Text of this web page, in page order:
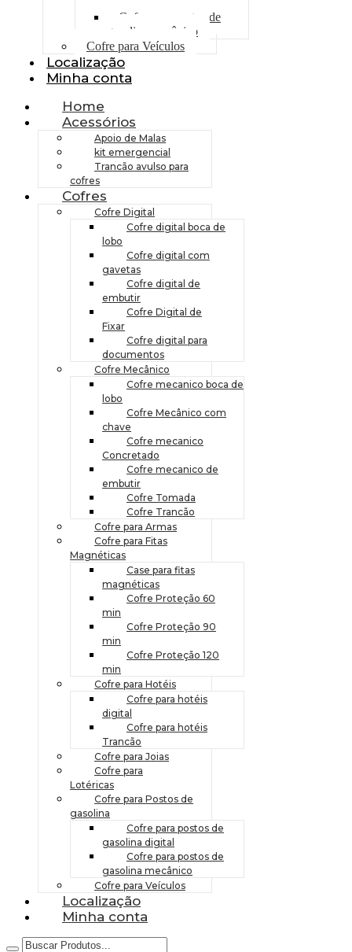
Cofre para postos de
gasolina mecânico
Cofre para Veículos
Localização
Minha conta
Home
Acessórios
Apoio de Malas
kit emergencial
Trancão avulso para
cofres
Cofres
Cofre Digital
Cofre digital boca de
lobo
Cofre digital com
gavetas
Cofre digital de
embutir
Cofre Digital de
Fixar
Cofre digital para
documentos
Cofre Mecânico
Cofre mecanico boca de
lobo
Cofre Mecânico com
chave
Cofre mecanico
Concretado
Cofre mecanico de
embutir
Cofre Tomada
Cofre Trancão
Cofre para Armas
Cofre para Fitas
Magnéticas
Case para fitas
magnéticas
Cofre Proteção 60
min
Cofre Proteção 90
min
Cofre Proteção 120
min
Cofre para Hotéis
Cofre para hotéis
digital
Cofre para hotéis
Trancão
Cofre para Joias
Cofre para
Lotéricas
Cofre para Postos de
gasolina
Cofre para postos de
gasolina digital
Cofre para postos de
gasolina mecânico
Cofre para Veículos
Localização
Minha conta